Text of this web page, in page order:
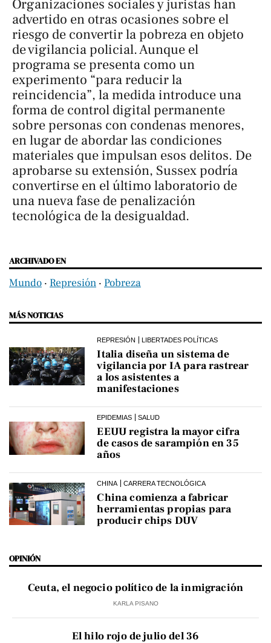
Organizaciones sociales y juristas han
advertido en otras ocasiones sobre el
riesgo de convertir la pobreza en objeto
de vigilancia policial. Aunque el
programa se presenta como un
experimento “para reducir la
reincidencia”, la medida introduce una
forma de control digital permanente
sobre personas con condenas menores,
en lugar de abordar las condiciones
materiales que impulsan esos delitos. De
aprobarse su extensión, Sussex podría
convertirse en el último laboratorio de
una nueva fase de penalización
tecnológica de la desigualdad.
ARCHIVADO EN
Mundo ‧ Represión ‧ Pobreza
MÁS NOTICIAS
REPRESIÓN LIBERTADES POLÍTICAS
Italia diseña un sistema de
vigilancia por IA para rastrear
a los asistentes a
manifestaciones
EPIDEMIAS SALUD
EEUU registra la mayor cifra
de casos de sarampión en 35
años
CHINA CARRERA TECNOLÓGICA
China comienza a fabricar
herramientas propias para
producir chips DUV
OPINIÓN
Ceuta, el negocio político de la inmigración
KARLA PISANO
El hilo rojo de julio del 36